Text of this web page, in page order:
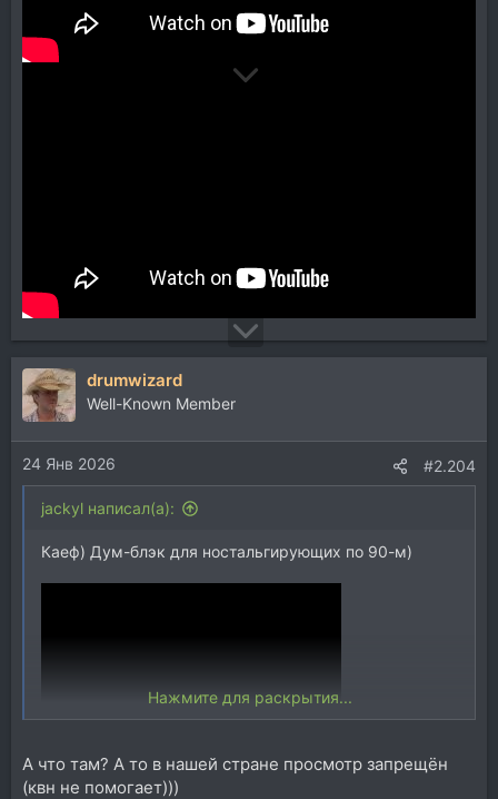
drumwizard
Well-Known Member
24 Янв 2026 #2.204
jackyl написал(а):
Каеф) Дум-блэк для ностальгирующих по 90-м)
Нажмите для раскрытия...
А что там? А то в нашей стране просмотр запрещён
(квн не помогает)))